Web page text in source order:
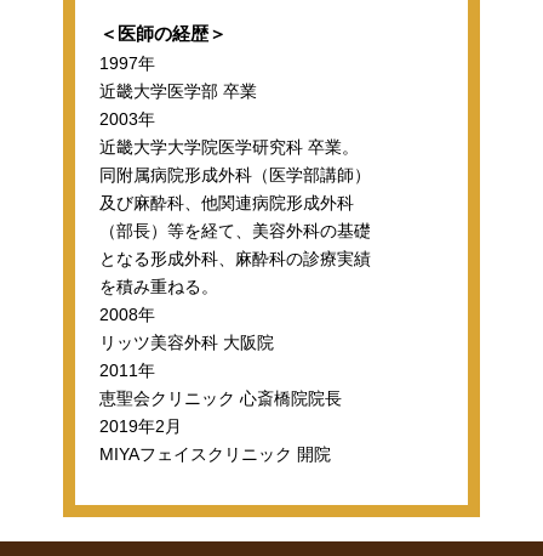
＜医師の経歴＞
1997年
近畿大学医学部 卒業
2003年
近畿大学大学院医学研究科 卒業。
同附属病院形成外科（医学部講師）
及び麻酔科、他関連病院形成外科
（部長）等を経て、美容外科の基礎
となる形成外科、麻酔科の診療実績
を積み重ねる。
2008年
リッツ美容外科 大阪院
2011年
恵聖会クリニック 心斎橋院院長
2019年2月
MIYAフェイスクリニック 開院